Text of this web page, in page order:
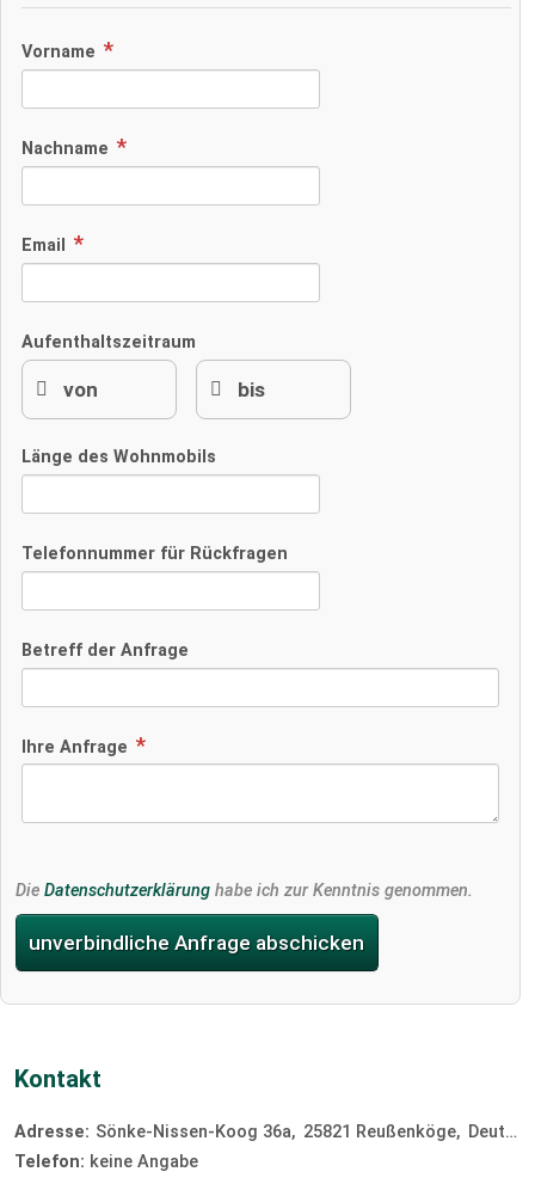
Vorname
Nachname
Email
Aufenthaltszeitraum
Länge des Wohnmobils
Telefonnummer für Rückfragen
Betreff der Anfrage
Ihre Anfrage
Die Datenschutzerklärung habe ich zur Kenntnis genommen.
unverbindliche Anfrage abschicken
Kontakt
Adresse: Sönke-Nissen-Koog 36a 25821 Reußenköge
Deutschland
Telefon: keine Angabe